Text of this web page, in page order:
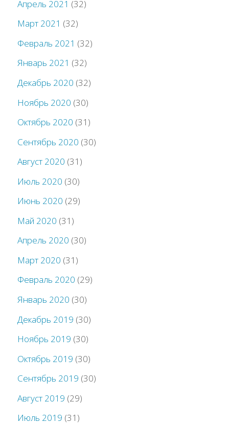
Апрель 2021 (32)
Март 2021 (32)
Февраль 2021 (32)
Январь 2021 (32)
Декабрь 2020 (32)
Ноябрь 2020 (30)
Октябрь 2020 (31)
Сентябрь 2020 (30)
Август 2020 (31)
Июль 2020 (30)
Июнь 2020 (29)
Май 2020 (31)
Апрель 2020 (30)
Март 2020 (31)
Февраль 2020 (29)
Январь 2020 (30)
Декабрь 2019 (30)
Ноябрь 2019 (30)
Октябрь 2019 (30)
Сентябрь 2019 (30)
Август 2019 (29)
Июль 2019 (31)